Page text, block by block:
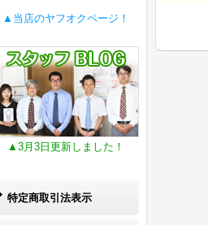
▲当店のヤフオクページ！
▲3月3日更新しました！
特定商取引法表示